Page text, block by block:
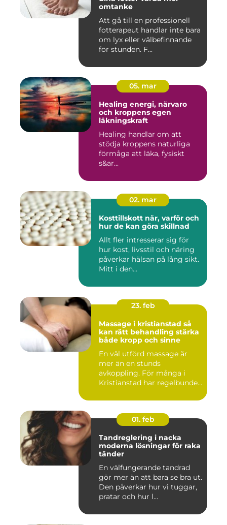
omtanke
Att gå till en professionell
fotterapeut handlar inte bara
om lyx eller välbefinnande
för stunden. F...
05. mar
Healing energi, närvaro
och kroppens egen
läkningskraft
Healing handlar om att
stödja kroppens naturliga
förmåga att läka, fysiskt
s&ar...
02. mar
Kosttillskott när, varför och
hur de kan göra skillnad
Allt fler intresserar sig för
hur kost, livsstil och näring
påverkar hälsan på lång sikt.
Mitt i den...
23. feb
Massage i kristianstad så
kan rätt behandling stärka
både kropp och sinne
En väl utförd massage är
mer än en stunds
avkoppling. För många i
Kristianstad har regelbunden
01. feb
Tandreglering i nacka
moderna lösningar för raka
tänder
En välfungerande tandrad
gör mer än att bara se bra ut.
Den påverkar hur vi tuggar,
pratar och hur l...